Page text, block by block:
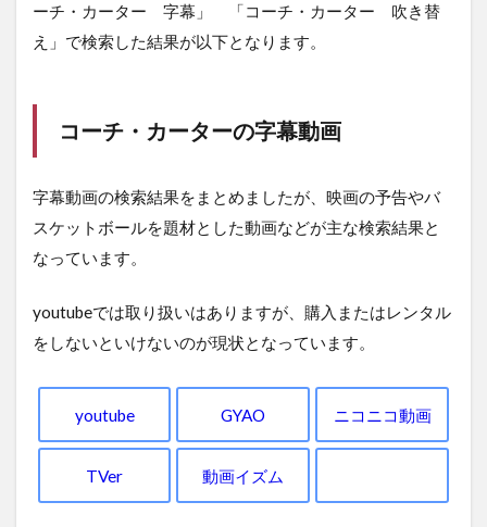
ーチ・カーター 字幕」 「コーチ・カーター 吹き替
え」で検索した結果が以下となります。
コーチ・カーターの字幕動画
字幕動画の検索結果をまとめましたが、映画の予告やバ
スケットボールを題材とした動画などが主な検索結果と
なっています。
youtubeでは取り扱いはありますが、購入またはレンタル
をしないといけないのが現状となっています。
youtube GYAO ニコニコ動画
TVer 動画イズム